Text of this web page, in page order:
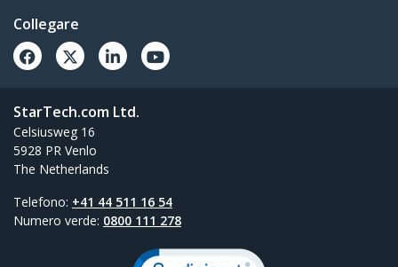
Collegare
StarTech.com Ltd.
Celsiusweg 16
5928 PR Venlo
The Netherlands
Telefono: +41 44 511 16 54
Numero verde: 0800 111 278